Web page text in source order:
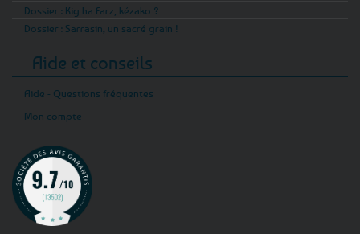
Dossier : Kig ha Farz, kézako ?
Dossier : Sarrasin, un sacré grain !
Aide et conseils
Aide - Questions fréquentes
Mon compte